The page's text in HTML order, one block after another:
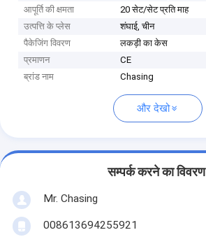
आपूर्ति की क्षमता
20 सेट/सेट प्रति माह
उत्पत्ति के प्लेस
शंघाई, चीन
पैकेजिंग विवरण
लकड़ी का केस
प्रमाणन
CE
ब्रांड नाम
Chasing
और देखो
सम्पर्क करने का विवरण
Mr. Chasing
008613694255921